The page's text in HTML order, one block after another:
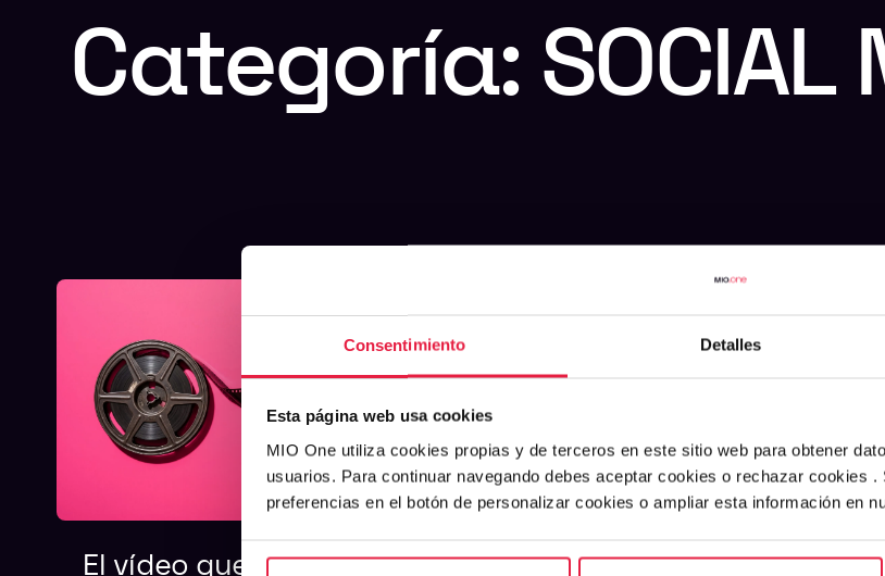
Consentimiento Detalles
Esta página web usa cookies
MIO One utiliza cookies propias y de terceros en este sitio web para obtener
usuarios. Para continuar navegando debes aceptar cookies o rechazar cookies
preferencias en el botón de personalizar cookies o ampliar esta información en
Categoría:SOCIAL
El vídeo que parece